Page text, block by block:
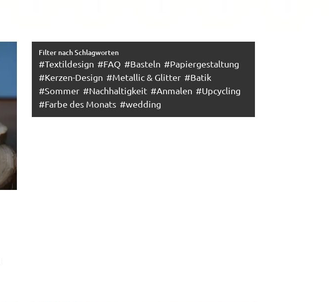
Filter nach Schlagworten
#Textildesign #FAQ #Basteln #Papiergestaltung
#Kerzen-Design #Metallic & Glitter #Batik
#Sommer #Nachhaltigkeit #Anmalen #Upcycling
#Farbe des Monats #wedding